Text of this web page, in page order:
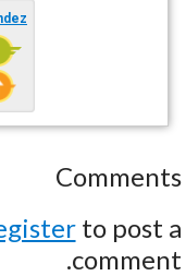
Comments
to post a
comment.